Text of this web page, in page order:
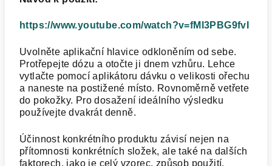
https://www.youtube.com/watch?v=fMl3PBG9fvI
Uvolněte aplikační hlavice odkloněním od sebe.
Protřepejte dózu a otočte ji dnem vzhůru. Lehce
vytlačte pomocí aplikátoru dávku o velikosti ořechu
a naneste na postižené místo. Rovnoměrně vetřete
do pokožky. Pro dosažení ideálního výsledku
používejte dvakrát denně.
Účinnost konkrétního produktu závisí nejen na
přítomnosti konkrétních složek, ale také na dalších
faktorech, jako je celý vzorec, způsob použití,